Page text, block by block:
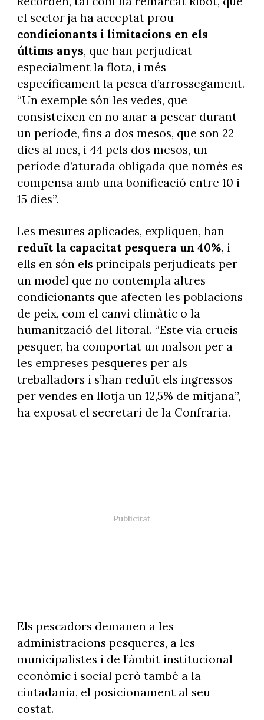
el sector ja ha acceptat prou
condicionants i limitacions en els
últims anys, que han perjudicat
especialment la flota, i més
específicament la pesca d’arrossegament.
“Un exemple són les vedes, que
consisteixen en no anar a pescar durant
un període, fins a dos mesos, que son 22
dies al mes, i 44 pels dos mesos, un
període d’aturada obligada que només es
compensa amb una bonificació entre 10 i
15 dies”.
Les mesures aplicades, expliquen, han
reduït la capacitat pesquera un 40%, i
ells en són els principals perjudicats per
un model que no contempla altres
condicionants que afecten les poblacions
de peix, com el canvi climàtic o la
humanització del litoral. “Este via crucis
pesquer, ha comportat un malson per a
les empreses pesqueres per als
treballadors i s’han reduït els ingressos
per vendes en llotja un 12,5% de mitjana”,
ha exposat el secretari de la Confraria.
Els pescadors demanen a les
administracions pesqueres, a les
municipalistes i de l’àmbit institucional
econòmic i social però també a la
ciutadania, el posicionament al seu
costat.